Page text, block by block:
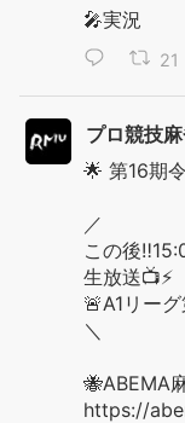
🎤実況
21
プロ競技
🌟 第16期
／
この後
生放送📺⚡️
🚨A1リー
＼
🐝ABEMA
https://